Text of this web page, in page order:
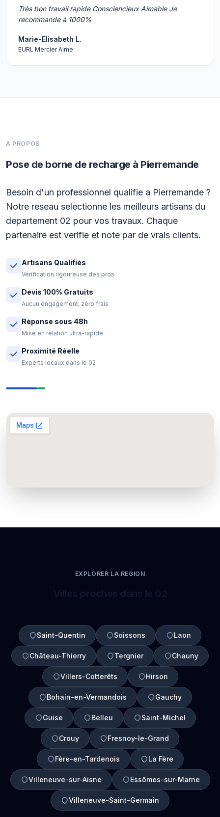
Très bon travail rapide Consciencieux Aimable Je
recommande à 1000%
Marie-Elisabeth L.
EURL Mercier Aime
A PROPOS
Pose de borne de recharge à Pierremande
Besoin d'un professionnel qualifie a Pierremande ?
Notre reseau selectionne les meilleurs artisans du
departement 02 pour vos travaux. Chaque
partenaire est verifie et note par de vrais clients.
Artisans Qualifiés
Vérification rigoureuse des pros
Devis 100% Gratuits
Aucun engagement, zéro frais
Réponse sous 48h
Mise en relation ultra-rapide
Proximité Réelle
Experts locaux dans le 02
EXPLORER LA REGION
Saint-Quentin Soissons Laon
Château-Thierry Tergnier Chauny
Villers-Cotterêts Hirson
Bohain-en-Vermandois Gauchy
Guise Belleu Saint-Michel
Crouy Fresnoy-le-Grand
Fère-en-Tardenois La Fère
Villeneuve-sur-Aisne Essômes-sur-Marne
Villeneuve-Saint-Germain